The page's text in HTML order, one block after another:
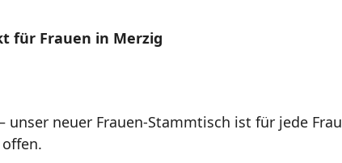
für Frauen in Merzig
neuer Frauen-Stammtisch ist für jede Frau
offen.